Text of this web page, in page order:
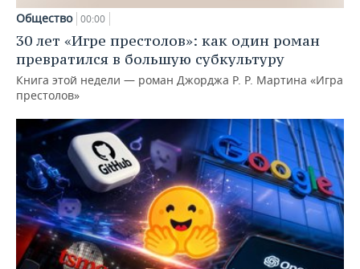
Общество 00:00
30 лет «Игре престолов»: как один роман
превратился в большую субкультуру
Книга этой недели — роман Джорджа Р. Р. Мартина «Игра
престолов»